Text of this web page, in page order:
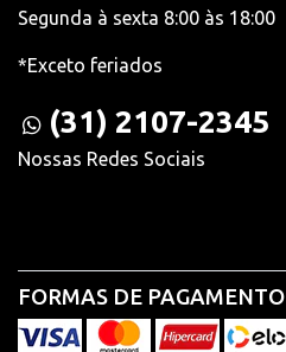
Segunda à sexta 8:00 às 18:00
*Exceto feriados
(31) 2107-2345
Nossas Redes Sociais
FORMAS DE PAGAMENTO